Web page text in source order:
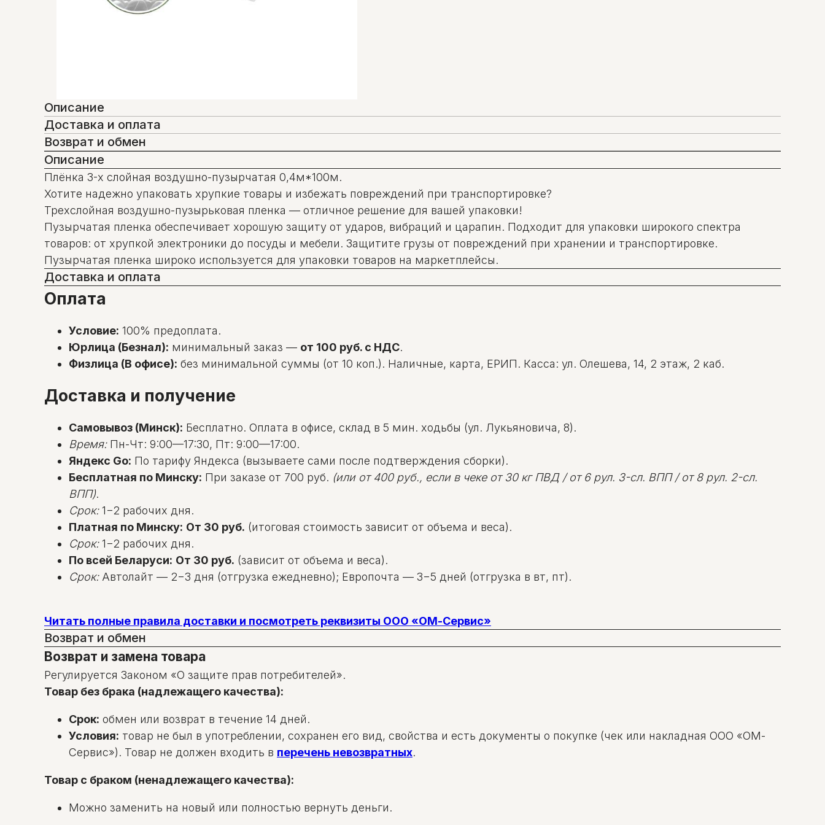
Описание
Доставка и оплата
Возврат и обмен
Описание
Плёнка 3-х слойная воздушно-пузырчатая 0,4м*100м.
Хотите надежно упаковать хрупкие товары и избежать повреждений при транспортировке?
Трехслойная воздушно-пузырьковая пленка — отличное решение для вашей упаковки!
Пузырчатая пленка обеспечивает хорошую защиту от ударов, вибраций и царапин. Подходит для упаковки широкого спектра
товаров: от хрупкой электроники до посуды и мебели. Защитите грузы от повреждений при хранении и транспортировке.
Пузырчатая пленка широко используется для упаковки товаров на маркетплейсы.
Доставка и оплата
Оплата
Условие: 100% предоплата.
Юрлица (Безнал): минимальный заказ — от 100 руб. с НДС.
Физлица (В офисе): без минимальной суммы (от 10 коп.). Наличные, карта, ЕРИП. Касса: ул. Олешева, 14, 2 этаж, 2 каб.
Доставка и получение
Самовывоз (Минск): Бесплатно. Оплата в офисе, склад в 5 мин. ходьбы (ул. Лукьяновича, 8).
Время:Пн-Чт: 9:00—17:30, Пт: 9:00—17:00.
Яндекс Go: По тарифу Яндекса (вызываете сами после подтверждения сборки).
Бесплатная по Минску: При заказе от 700 руб. (или от 400 руб., если в чеке от 30 кг ПВД / от 6 рул. 3-сл. ВПП / от 8 рул. 2-сл.
ВПП).
Срок:1−2 рабочих дня.
Платная по Минску: От 30 руб. (итоговая стоимость зависит от объема и веса).
Срок:1−2 рабочих дня.
По всей Беларуси: От 30 руб. (зависит от объема и веса).
Срок:Автолайт — 2−3 дня (отгрузка ежедневно); Европочта — 3−5 дней (отгрузка в вт, пт).
Читать полные правила доставки и посмотреть реквизиты ООО «ОМ-Сервис»
Возврат и обмен
Возврат и замена товара
Регулируется Законом «О защите прав потребителей».
Товар без брака (надлежащего качества):
Срок: обмен или возврат в течение 14 дней.
Условия: товар не был в употреблении, сохранен его вид, свойства и есть документы о покупке (чек или накладная ООО «ОМ-
Сервис»). Товар не должен входить в перечень невозвратных.
Товар с браком (ненадлежащего качества):
Можно заменить на новый или полностью вернуть деньги.